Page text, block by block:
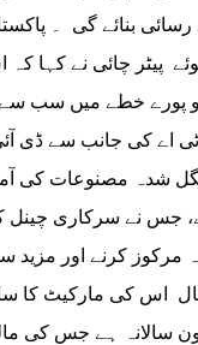
رسائی بنائے گی ۔
پیٹر چائی نے کہا
پورے خطے میں سب
اے کی جانب سے ڈی
شدہ مصنوعات کی
جس نے سرکاری
مرکوز کرنے اور مزید